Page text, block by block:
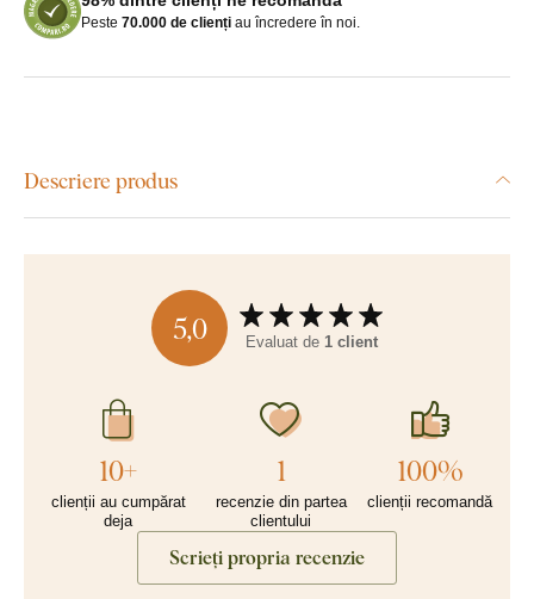
Peste 70.000 de clienți au încredere în noi.
Descriere produs
5,0 Evaluat de 1 client
10+
clienții au cumpărat
deja
1
recenzie din partea
clientului
100%
clienții recomandă
Scrieți propria recenzie